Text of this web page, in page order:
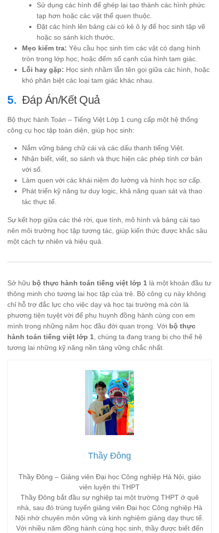
Sử dụng các hình để ghép lại tạo thành các hình phức
tạp hơn hoặc các vật thể quen thuộc.
Đặt các hình lên bảng cài có kẻ ô ly để học sinh tập vẽ
hoặc so sánh kích thước.
Mẹo kiểm tra: Yêu cầu học sinh tìm các vật có dạng hình
tròn trong lớp học, hoặc đếm số cạnh của hình tam giác.
Lỗi hay gặp: Học sinh nhầm lẫn tên gọi giữa các hình, hoặc
khó phân biệt các loại tam giác khác nhau.
Đáp Án/Kết Quả
Bộ thực hành Toán – Tiếng Việt Lớp 1 cung cấp một hệ thống
công cụ học tập toàn diện, giúp học sinh:
Nắm vững bảng chữ cái và các dấu thanh tiếng Việt.
Nhận biết, viết, so sánh và thực hiện các phép tính cơ bản
với số.
Làm quen với các khái niệm đo lường và hình học sơ cấp.
Phát triển kỹ năng tư duy logic, khả năng quan sát và thao
tác thực tế.
Sự kết hợp giữa các thẻ rời, que tính, mô hình và bảng cài tạo
nên môi trường học tập tương tác, giúp kiến thức được khắc sâu
một cách tự nhiên và hiệu quả.
Sở hữu bộ thực hành toán tiếng việt lớp 1 là một khoản đầu tư
thông minh cho tương lai học tập của trẻ. Bộ công cụ này không
chỉ hỗ trợ đắc lực cho việc dạy và học tại trường mà còn là
phương tiện tuyệt vời để phụ huynh đồng hành cùng con em
mình trong những năm học đầu đời quan trọng. Với bộ thực
hành toán tiếng việt lớp 1 , chúng ta đang trang bị cho thế hệ
tương lai những kỹ năng nền tảng vững chắc nhất.
Thầy Đông
Thầy Đông – Giảng viên Đại học Công nghiệp Hà Nội, giáo
viên luyện thi THPT
Thầy Đông bắt đầu sự nghiệp tại một trường THPT ở quê
nhà, sau đó trúng tuyển giảng viên Đại học Công nghiệp Hà
Nội nhờ chuyên môn vững và kinh nghiệm giảng dạy thực tế.
Với nhiều năm đồng hành cùng học sinh, thầy được biết đến